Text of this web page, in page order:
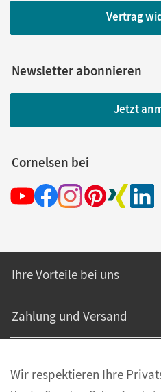
Vertrag
Newsletter abonnieren
Jetzt
Cornelsen bei
Ihre Vorteile bei uns
Zahlung und Versand
Wir respektieren Ihre